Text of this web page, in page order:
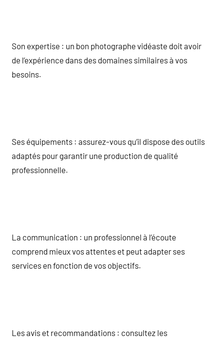
Son expertise : un bon photographe vidéaste doit avoir
de l’expérience dans des domaines similaires à vos
besoins.
Ses équipements : assurez-vous qu’il dispose des outils
adaptés pour garantir une production de qualité
professionnelle.
La communication : un professionnel à l’écoute
comprend mieux vos attentes et peut adapter ses
services en fonction de vos objectifs.
Les avis et recommandations : consultez les